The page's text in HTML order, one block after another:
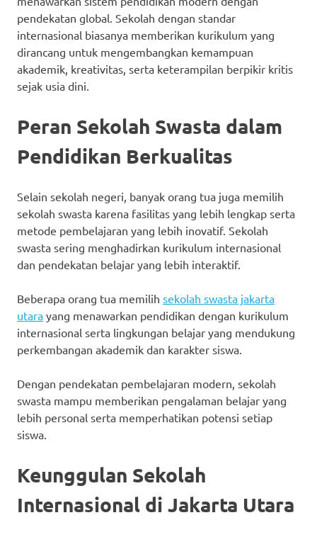
pendekatan global. Sekolah dengan standar
internasional biasanya memberikan kurikulum yang
dirancang untuk mengembangkan kemampuan
akademik, kreativitas, serta keterampilan berpikir kritis
sejak usia dini.
Peran Sekolah Swasta dalam
Pendidikan Berkualitas
Selain sekolah negeri, banyak orang tua juga memilih
sekolah swasta karena fasilitas yang lebih lengkap serta
metode pembelajaran yang lebih inovatif. Sekolah
swasta sering menghadirkan kurikulum internasional
dan pendekatan belajar yang lebih interaktif.
Beberapa orang tua memilih sekolah swasta jakarta
utara yang menawarkan pendidikan dengan kurikulum
internasional serta lingkungan belajar yang mendukung
perkembangan akademik dan karakter siswa.
Dengan pendekatan pembelajaran modern, sekolah
swasta mampu memberikan pengalaman belajar yang
lebih personal serta memperhatikan potensi setiap
siswa.
Keunggulan Sekolah
Internasional di Jakarta Utara